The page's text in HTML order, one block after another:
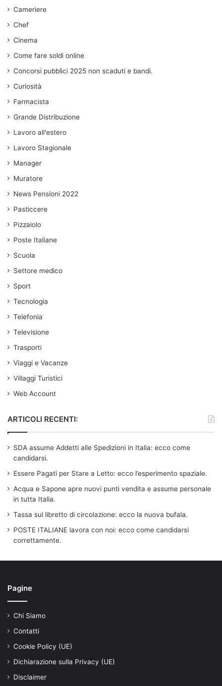
Cameriere
Chef
Cinema
Come fare soldi online
Concorsi pubblici 2025 non scaduti e bandi.
Curiosità
Farmacista
Grande Distribuzione
Lavoro all'estero
Lavoro Stagionale
Manager
Muratore
News Pensioni 2022
Pasticcere
Pizzaiolo
Poste Italiane
Scuola
Settore medico
Sport
Tecnologia
Telefonia
Televisione
Trasporti
Viaggi e Vacanze
Villaggi Turistici
Web Account
ARTICOLI RECENTI:
SDA assume Addetti alle Spedizioni in Italia: ecco come
candidarsi.
Essere Pagati per Stare a Letto: ecco l’esperimento spaziale.
Acqua e Sapone apre nuovi punti vendita e assume personale
in tutta Italia.
Tassa sul libretto di circolazione: ecco la nuova bufala.
POSTE ITALIANE lavora con noi: ecco come candidarsi
correttamente.
Pagine
Chi Siamo
Contatti
Cookie Policy (UE)
Dichiarazione sulla Privacy (UE)
Disclaimer